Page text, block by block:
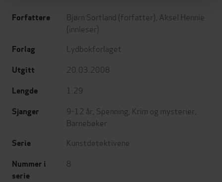
Forfattere Bjørn Sortland (forfatter), Aksel Hennie
(innleser)
Forlag Lydbokforlaget
Utgitt 20.03.2008
Lengde 1:29
Sjanger 9-12 år Spenning Krim og mysterier
Barnebøker
Serie Kunstdetektivene
Nummer i
serie
8